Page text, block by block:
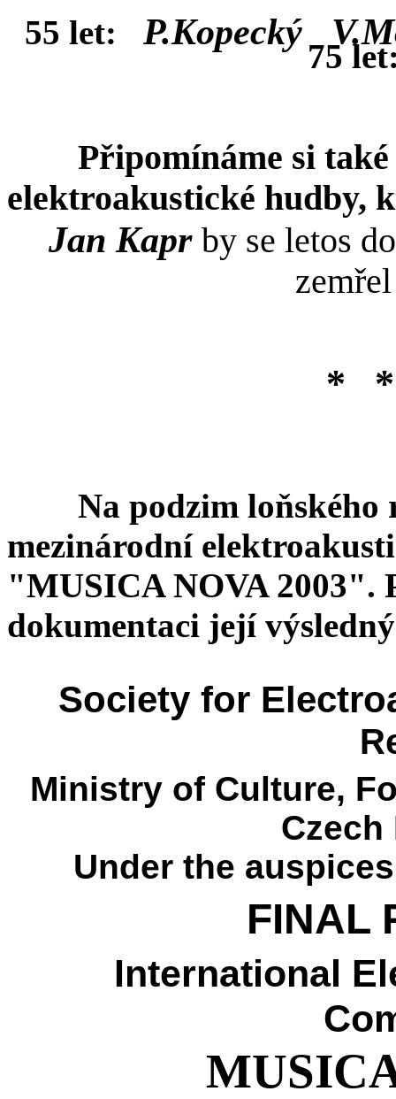
55 let: P.Kopecký
75
Připomínáme si
elektroakustické hudby,
Jan Kapr by se letos
* *
Na podzim loňského
mezinárodní
"MUSICA NOVA 2003".
dokumentaci její
Society for
Ministry of Culture,
Czech
Under the
FINAL
International